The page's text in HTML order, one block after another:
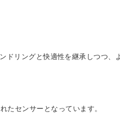
リングと快適性を継承しつつ、
たセンサーとなっています。